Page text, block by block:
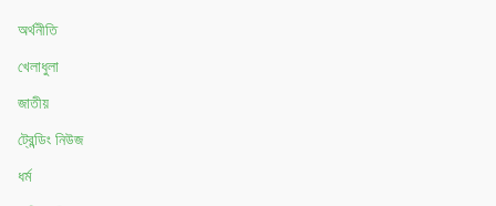
অর্থনীতি
খেলাধুলা
জাতীয়
ট্রেন্ডিং নিউজ
ধর্ম